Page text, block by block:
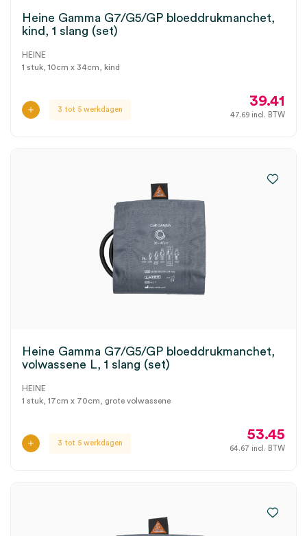
Heine Gamma G7/G5/GP bloeddrukmanchet,
kind, 1 slang (set)
HEINE
1 stuk, 10cm x 34cm, kind
3 tot 5 werkdagen
39.41
47.69 incl. BTW
Heine Gamma G7/G5/GP bloeddrukmanchet,
volwassene L, 1 slang (set)
HEINE
1 stuk, 17cm x 70cm, grote volwassene
3 tot 5 werkdagen
53.45
64.67 incl. BTW